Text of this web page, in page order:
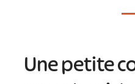
Une petite